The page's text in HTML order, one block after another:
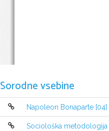
Sorodne vsebine
Napoleon Bonaparte [04]
Sociološka metodologija